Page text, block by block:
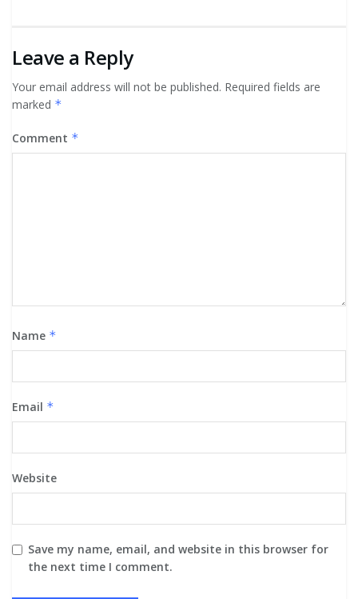
Leave a Reply
Your email address will not be published. Required fields are
marked *
Comment *
Name *
Email *
Website
Save my name, email, and website in this browser for
the next time I comment.